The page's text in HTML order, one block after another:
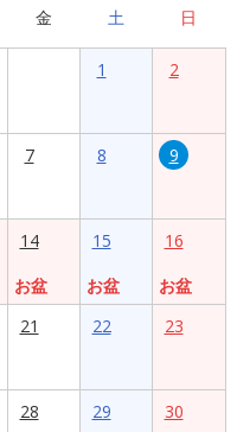
金 土 日
1 2
7 8 9
14
お盆
15
お盆
16
お盆
21 22 23
28 29 30